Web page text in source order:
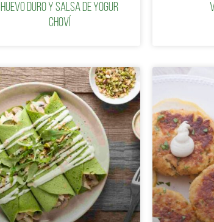
huevo duro y Salsa de Yogur
Choví